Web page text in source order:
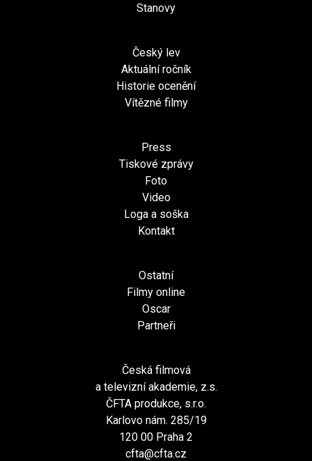
Stanovy
Český lev
Aktuální ročník
Historie ocenění
Vítězné filmy
Press
Tiskové zprávy
Foto
Video
Loga a soška
Kontakt
Ostatní
Filmy online
Oscar
Partneři
Česká filmová
a televizní akademie, z.s.
ČFTA produkce, s.r.o.
Karlovo nám. 285/19
120 00 Praha 2
cfta@cfta.cz